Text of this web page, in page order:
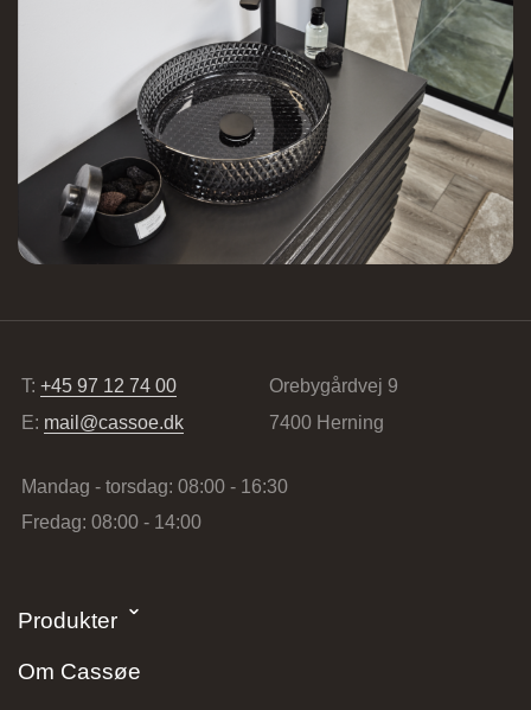
T:+45 97 12 74 00
E: mail@cassoe.dk
Orebygårdvej 9
7400 Herning
Mandag - torsdag: 08:00 - 16:30
Fredag: 08:00 - 14:00
Produkter
Om Cassøe
Vordingborg Køkkenet – Viborg
Lundvej 54, 8800 Viborg, Danmark
Vordingborg Køkkenet – Vesterport
Danmark
Vordingborg Køkkenet – Vejle